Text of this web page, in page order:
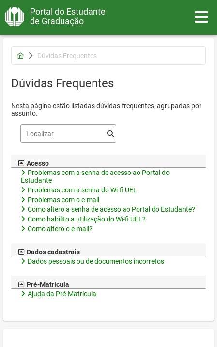
Portal do Estudante
de Graduação
Dúvidas Frequentes
Dúvidas Frequentes
Nesta página estão listadas dúvidas frequentes, agrupadas por
assunto.
Acesso
Problemas com a senha de acesso ao Portal do
Estudante
Problemas com a senha do Wi-fi UEL
Problemas com o e-mail
Como altero a senha de acesso ao Portal do Estudante?
Como habilito a utilização do Wi-fi UEL?
Como altero o e-mail?
Dados cadastrais
Dados pessoais ou de documentos incorretos
Pré-Matrícula
Ajuda da Pré-Matrícula